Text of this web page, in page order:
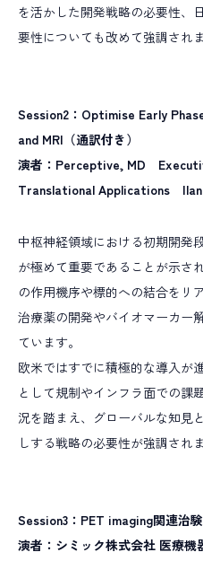
を活かした開発戦略の必要性、
要性についても改めて強調されま
Session2：Optimise Early
and MRI（通訳付き）
演者：Perceptive, MD
Translational Applications Ilan
中枢神経領域における初期開発
が極めて重要であることが示さ
の作用機序や標的への結合をリ
治療薬の開発やバイオマーカー
ています。
欧米ではすでに積極的な導入が
として規制やインフラ面での課
況を踏まえ、グローバルな知見
しする戦略の必要性が強調され
Session3：PET imaging関連治
演者：シミック株式会社 医療